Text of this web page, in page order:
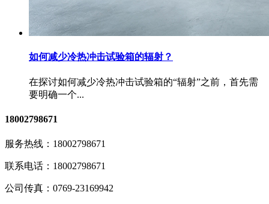
如何减少冷热冲击试验箱的辐射？
在探讨如何减少冷热冲击试验箱的“辐射”之前，首先需
要明确一个...
18002798671
服务热线： 18002798671
联系电话： 18002798671
公司传真： 0769-23169942